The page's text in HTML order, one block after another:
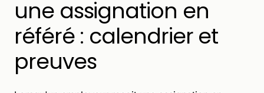
une assignation en
référé : calendrier et
preuves